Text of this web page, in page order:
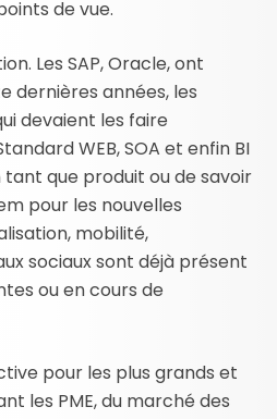
de vue.
Les SAP, Oracle, ont
dernières années, les
devaient les faire
WEB, SOA et enfin BI
que produit ou de savoir
pour les nouvelles
mobilité,
sociaux sont déjà présent
ou en cours de
pour les plus grands et
les PME, du marché des